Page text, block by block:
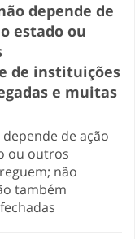
depende de
estado ou
de instituições
e muitas
de ação
ou outros
não
também